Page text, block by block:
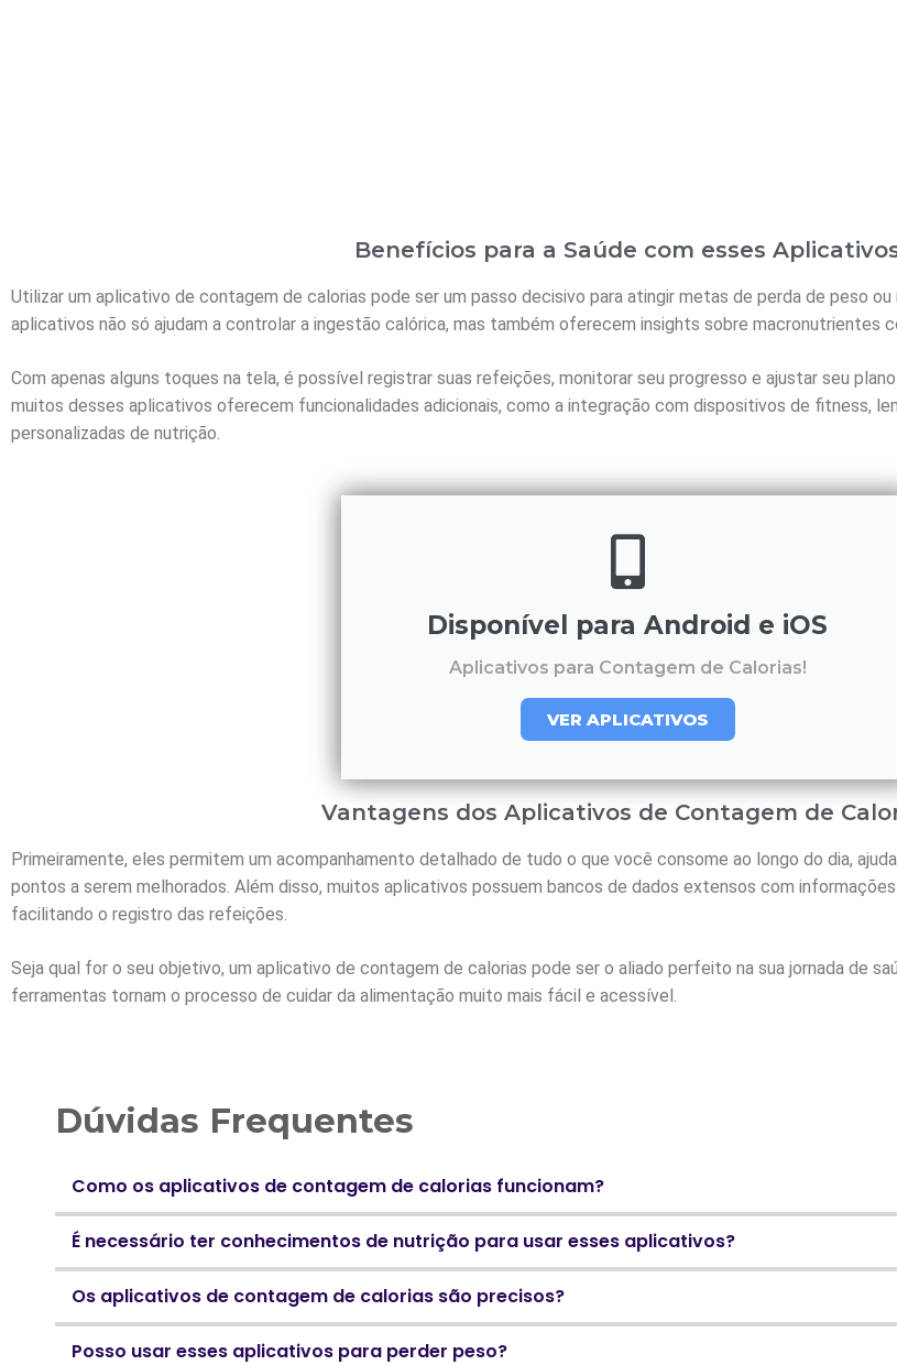
Benefícios para a Saúde com esses
Utilizar um aplicativo de contagem de calorias pode ser um passo decisivo para atingir metas de perda de peso
aplicativos não só ajudam a controlar a ingestão calórica, mas também oferecem insights sobre macronutrientes
Com apenas alguns toques na tela, é possível registrar suas refeições, monitorar seu progresso e ajustar seu
muitos desses aplicativos oferecem funcionalidades adicionais, como a integração com dispositivos de fitness,
personalizadas de nutrição.
Disponível para Android e iOS
Aplicativos para Contagem de Calorias!
VER APLICATIVOS
Vantagens dos Aplicativos de Contagem de
Primeiramente, eles permitem um acompanhamento detalhado de tudo o que você consome ao longo do dia,
pontos a serem melhorados. Além disso, muitos aplicativos possuem bancos de dados extensos com
facilitando o registro das refeições.
Seja qual for o seu objetivo, um aplicativo de contagem de calorias pode ser o aliado perfeito na sua jornada de
ferramentas tornam o processo de cuidar da alimentação muito mais fácil e acessível.
Dúvidas Frequentes
Como os aplicativos de contagem de calorias funcionam?
É necessário ter conhecimentos de nutrição para usar esses aplicativos?
Os aplicativos de contagem de calorias são precisos?
Posso usar esses aplicativos para perder peso?